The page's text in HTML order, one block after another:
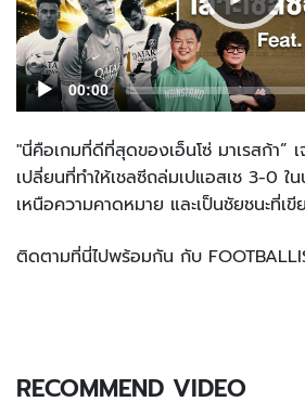
00:00
"นี่คือเกมที่ดีที่สุดของเอ็นโซ่ มาเรสก้า”
เปลี่ยนที่ทำให้เชลซีถล่มเปแอสเช 3-0 ใ
เหนือความคาดหมาย และเป็นชัยชนะที่เ
ติดตามที่นี่ไปพร้อมกัน กับ
RECOMMEND VIDEO